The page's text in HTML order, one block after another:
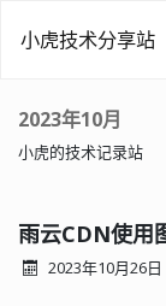
小虎技术分享站
2023年10月
小虎的技术记录站
雨云CDN使用
2023年10月26日